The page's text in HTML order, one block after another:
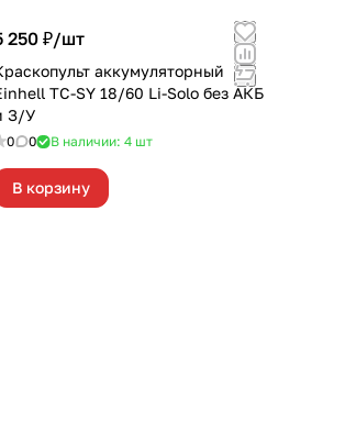
250 ₽/шт
аккумуляторный
TC-SY 18/60 Li-Solo без АКБ
З/У
0 0 В наличии: 4 шт
В корзину